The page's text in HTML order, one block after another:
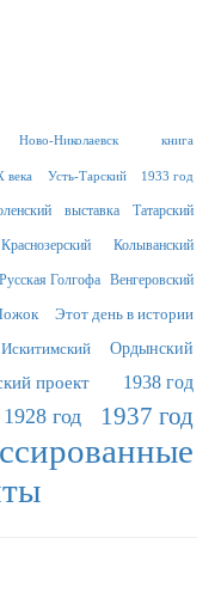
Ново-Николаевск книга
века Усть-Тарский 1933 год
выставка Татарский
Краснозерский Колыванский
Русская Голгофа Венгеровский
Этот день в истории
Искитимский Ордынский
проект 1938 год
1928 год 1937 год